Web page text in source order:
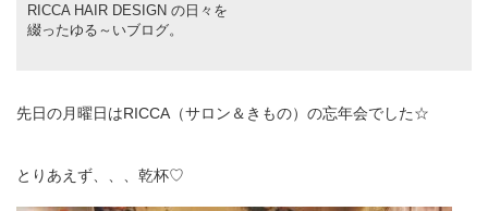
RICCA HAIR DESIGN の日々を
綴ったゆる～いブログ。
先日の月曜日はRICCA（サロン＆きもの）の忘年会でした☆
とりあえず、、、乾杯♡